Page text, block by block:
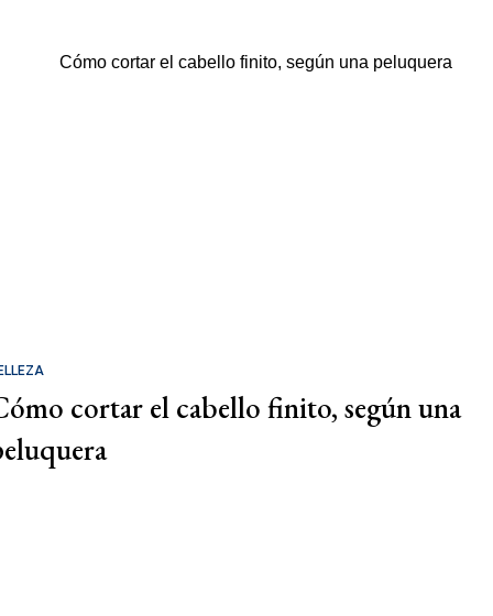
cortar el cabello finito, según una